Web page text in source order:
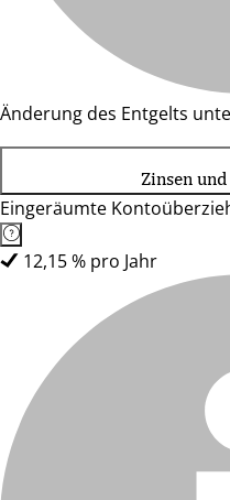
Änderung des Entgelts
Zinsen
Eingeräumte
12,15 % pro Jahr